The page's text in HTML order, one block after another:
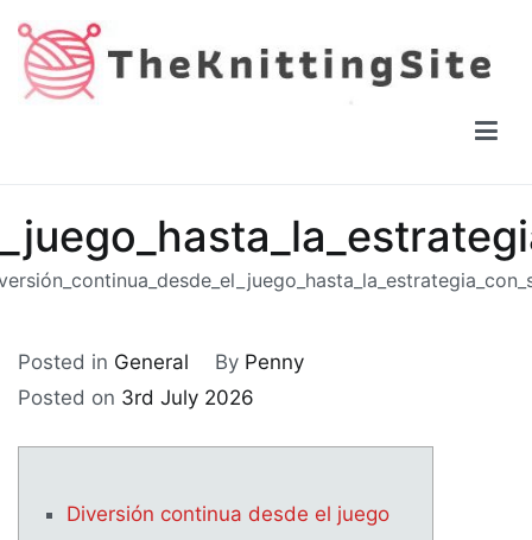
Skip
content
Posted in General By Penny
Posted on 3rd July 2026
Diversión continua desde el juego